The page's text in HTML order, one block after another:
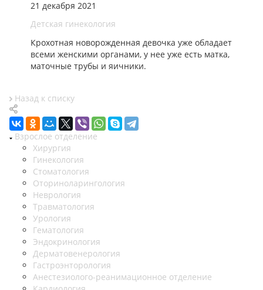
21 декабря 2021
Детская гинекология
Крохотная новорожденная девочка уже обладает
всеми женскими органами, у нее уже есть матка,
маточные трубы и яичники.
Назад к списку
Взрослое отделение
Хирургия
Гинекология
Стоматология
Оториноларингология
Неврология
Травматология
Урология
Гематология
Эндокринология
Дерматовенерология
Гастроэнторология
Анестезиолого-реанимационное отделение